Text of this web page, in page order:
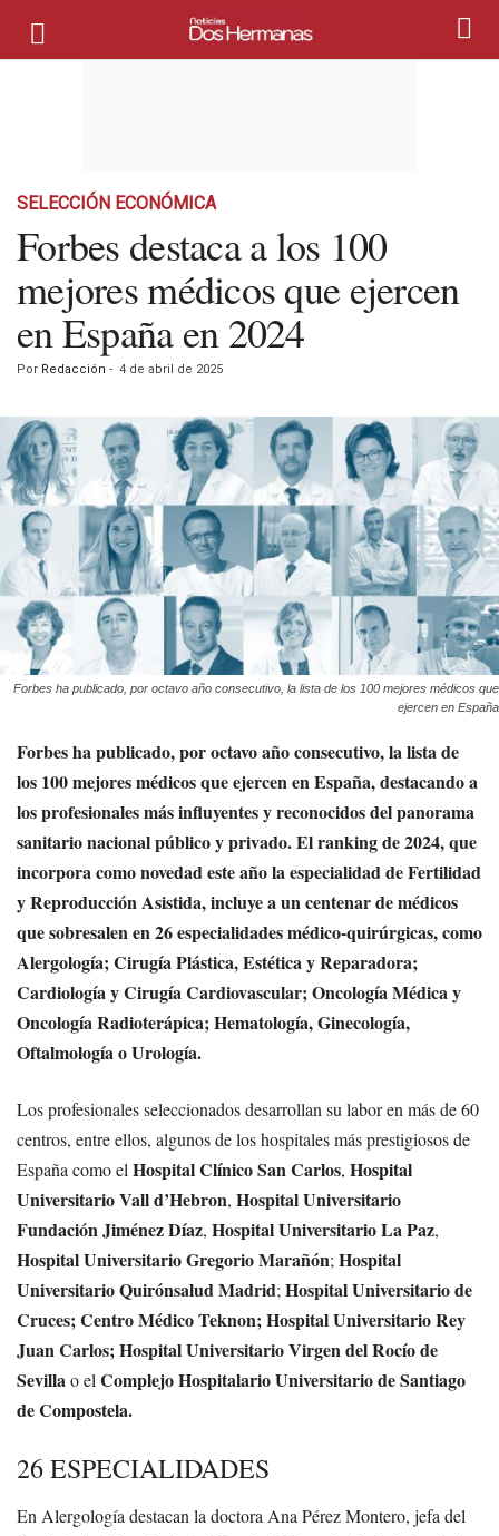
SELECCIÓN ECONÓMICA
Forbes destaca a los 100
mejores médicos que ejercen
en España en 2024
Por Redacción - 4 de abril de 2025
Forbes ha publicado, por octavo año consecutivo, la lista de los 100 mejores médicos que
ejercen en España
Forbes ha publicado, por octavo año consecutivo, la lista de
los 100 mejores médicos que ejercen en España, destacando a
los profesionales más influyentes y reconocidos del panorama
sanitario nacional público y privado. El ranking de 2024, que
incorpora como novedad este año la especialidad de Fertilidad
y Reproducción Asistida, incluye a un centenar de médicos
que sobresalen en 26 especialidades médico-quirúrgicas, como
Alergología; Cirugía Plástica, Estética y Reparadora;
Cardiología y Cirugía Cardiovascular; Oncología Médica y
Oncología Radioterápica; Hematología, Ginecología,
Oftalmología o Urología.
Los profesionales seleccionados desarrollan su labor en más de 60
centros, entre ellos, algunos de los hospitales más prestigiosos de
España como el Hospital Clínico San Carlos, Hospital
Universitario Vall d’Hebron, Hospital Universitario
Fundación Jiménez Díaz, Hospital Universitario La Paz,
Hospital Universitario Gregorio Marañón; Hospital
Universitario Quirónsalud Madrid; Hospital Universitario de
Cruces; Centro Médico Teknon; Hospital Universitario Rey
Juan Carlos; Hospital Universitario Virgen del Rocío de
Sevillao el Complejo Hospitalario Universitario de Santiago
de Compostela.
26 ESPECIALIDADES
En Alergología destacan la doctora Ana Pérez Montero, jefa del